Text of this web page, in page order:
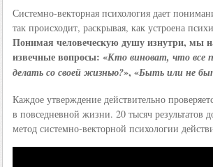
Системно-векторная психология дает
так происходит, раскрывая, как устроена
Понимая человеческую душу изнутри, мы
извечные вопросы: «Кто виноват, что все
делать со своей жизнью?», «Быть или не
Каждое утверждение действительно
в повседневной жизни. 20 тысяч результатов
метод системно-векторной психологии